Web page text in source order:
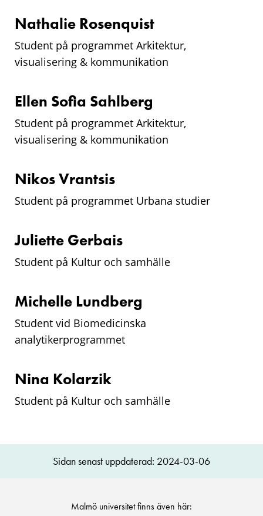
Nathalie Rosenquist
Student på programmet Arkitektur,
visualisering & kommunikation
Ellen Sofia Sahlberg
Student på programmet Arkitektur,
visualisering & kommunikation
Nikos Vrantsis
Student på programmet Urbana studier
Juliette Gerbais
Student på Kultur och samhälle
Michelle Lundberg
Student vid Biomedicinska
analytikerprogrammet
Nina Kolarzik
Student på Kultur och samhälle
Sidan senast uppdaterad: 2024-03-06
Malmö universitet finns även här: